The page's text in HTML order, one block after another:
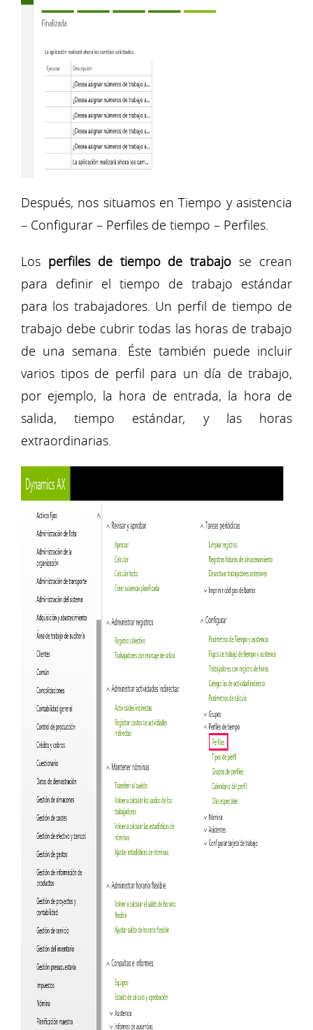
Después, nos situamos en Tiempo y asistencia
– Configurar – Perfiles de tiempo – Perfiles.
Los perfiles de tiempo de trabajo se crean
para definir el tiempo de trabajo estándar
para los trabajadores. Un perfil de tiempo de
trabajo debe cubrir todas las horas de trabajo
de una semana. Éste también puede incluir
varios tipos de perfil para un día de trabajo,
por ejemplo, la hora de entrada, la hora de
salida, tiempo estándar, y las horas
extraordinarias.